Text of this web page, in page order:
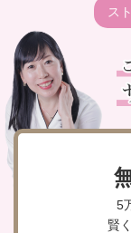
ス
5
賢